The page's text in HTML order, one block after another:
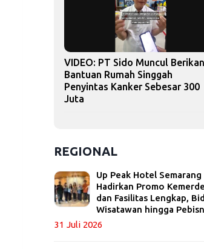
VIDEO: PT Sido Muncul Berikan
Bantuan Rumah Singgah
Penyintas Kanker Sebesar 300
Juta
REGIONAL
Up Peak Hotel Semarang
Hadirkan Promo
dan Fasilitas Lengkap,
Wisatawan hingga
31 Juli 2026